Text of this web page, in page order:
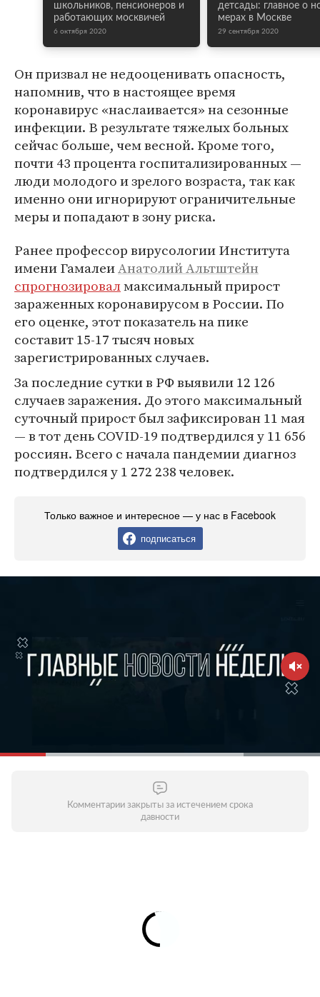
школьников, пенсионеров и
работающих москвичей
6 октября 2020
детсады: главное о
мерах в Москве
29 сентября 2020
Он призвал не недооценивать опасность,
напомнив, что в настоящее время
коронавирус «наслаивается» на сезонные
инфекции. В результате тяжелых больных
сейчас больше, чем весной. Кроме того,
почти 43 процента госпитализированных —
люди молодого и зрелого возраста, так как
именно они игнорируют ограничительные
меры и попадают в зону риска.
Ранее профессор вирусологии Института
имени ГамалеиАнатолий Альтштейн
спрогнозировалмаксимальный прирост
зараженных коронавирусом в России. По
его оценке, этот показатель на пике
составит 15-17 тысяч новых
зарегистрированных случаев.
За последние сутки в РФ выявили 12 126
случаев заражения. До этого максимальный
суточный прирост был зафиксирован 11 мая
— в тот день COVID-19 подтвердился у 11 656
россиян. Всего с начала пандемии диагноз
подтвердился у 1 272 238 человек.
Только важное и интересное — у нас в Facebook
подписаться
Комментарии закрыты за истечением срока
давности